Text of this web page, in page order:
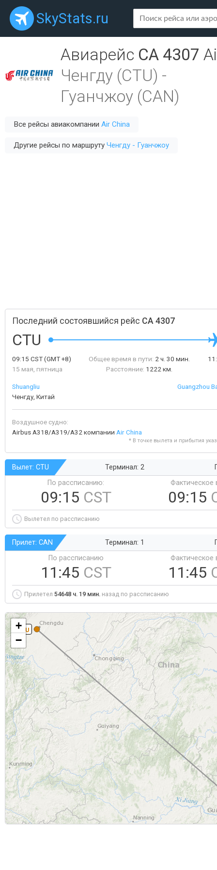
SkyStats.ru
Авиарейс CA 4307
Ченгду (CTU) -
Гуанчжоу (CAN)
Все рейсы авиакомпании Air China
Другие рейсы по маршруту Ченгду - Гуанчжоу
Последний состоявшийся рейс CA 4307
CTU
09:15 CST(GMT +8)
15 мая, пятница
Общее время в пути: 2 ч. 30 мин.
Расстояние: 1222 км.
Shuangliu
Ченгду, Китай
Guangzhou
Воздушное судно:
Airbus A318/A319/A32 компании Air China
* В точке вылета и прибытия
Вылет: CTU Терминал: 2
По рассписанию:
09:15 CST
Фактическое
09:15
Вылетел по рассписанию
Прилет: CAN Терминал: 1
По рассписанию
11:45 CST
Фактическое
11:45
Прилетел 54648 ч. 19 мин. назад по рассписанию
CTU
+
−